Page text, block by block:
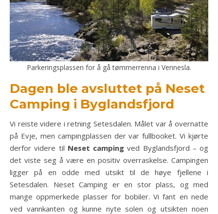
Parkeringsplassen for å gå tømmerrenna i Vennesla.
Dagen ble avsluttet på Neset
Camping i Byglandsfjord
Vi reiste videre i retning Setesdalen. Målet var å overnatte
på Evje, men campingplassen der var fullbooket. Vi kjørte
derfor videre til Neset camping ved Byglandsfjord – og
det viste seg å være en positiv overraskelse. Campingen
ligger på en odde med utsikt til de høye fjellene i
Setesdalen. Neset Camping er en stor plass, og med
mange oppmerkede plasser for bobiler. Vi fant en nede
ved vannkanten og kunne nyte solen og utsikten noen